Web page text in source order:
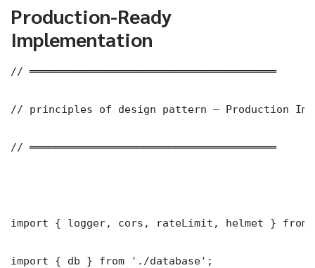
Production-Ready
Implementation
// ═══════════════════════════════════════
// principles of design pattern — Production
// ═══════════════════════════════════════
import { logger, cors, rateLimit, helmet } from
import { db } from './database';